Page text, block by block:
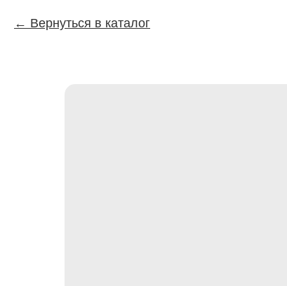
Вернуться в каталог